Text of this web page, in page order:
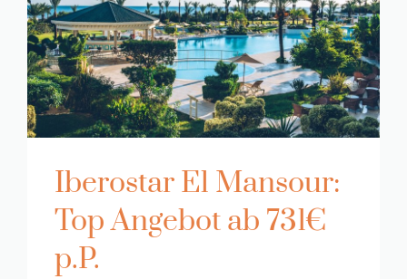
Iberostar El Mansour:
Top Angebot ab 731€
p.P.